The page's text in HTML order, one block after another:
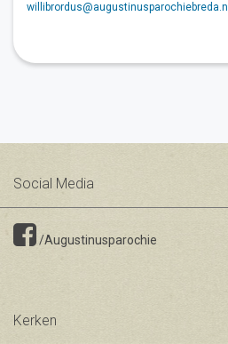
willibrordus@augustinusparochiebreda.nl
Social Media
/Augustinusparochie
Kerken